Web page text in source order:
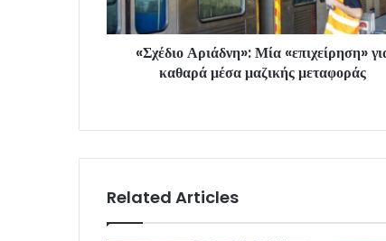
«Σχέδιο Αριάδνη»: Μία «επιχείρηση»
καθαρά μέσα μαζικής μεταφοράς
Related Articles